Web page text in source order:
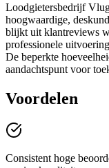
Loodgietersbedrijf
hoogwaardige,
blijkt uit klantreviews
professionele
De beperkte
aandachtspunt voor
Voordelen
Consistent hoge